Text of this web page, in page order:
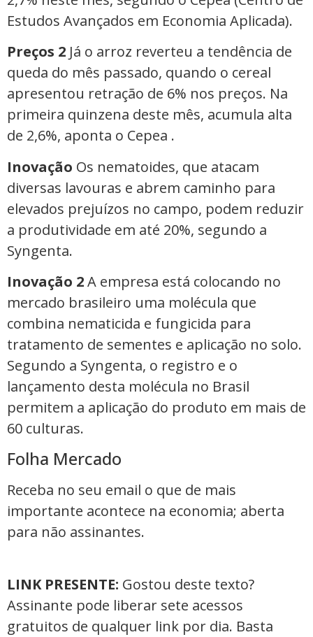
Estudos Avançados em Economia Aplicada).
Preços 2 Já o arroz reverteu a tendência de
queda do mês passado, quando o cereal
apresentou retração de 6% nos preços. Na
primeira quinzena deste mês, acumula alta
de 2,6%, aponta o Cepea .
Inovação Os nematoides, que atacam
diversas lavouras e abrem caminho para
elevados prejuízos no campo, podem reduzir
a produtividade em até 20%, segundo a
Syngenta.
Inovação 2A empresa está colocando no
mercado brasileiro uma molécula que
combina nematicida e fungicida para
tratamento de sementes e aplicação no solo.
Segundo a Syngenta, o registro e o
lançamento desta molécula no Brasil
permitem a aplicação do produto em mais de
60 culturas.
Folha Mercado
Receba no seu email o que de mais
importante acontece na economia; aberta
para não assinantes.
LINK PRESENTE: Gostou deste texto?
Assinante pode liberar sete acessos
gratuitos de qualquer link por dia. Basta